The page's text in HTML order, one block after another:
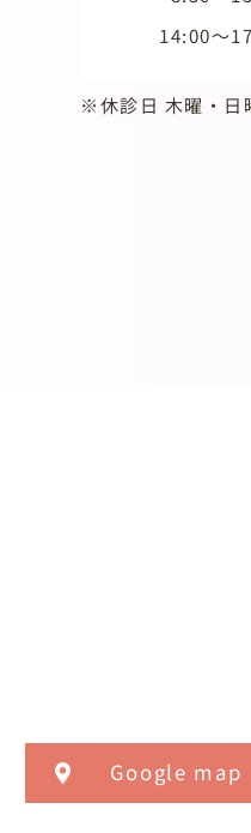
14:00～
※休診日 木曜・日
Google map